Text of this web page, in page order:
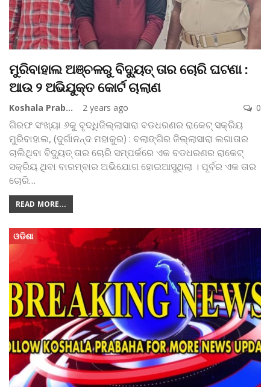
ମୁରିବାହାଲ ଅଞ୍ଚଳରୁ ବିଦ୍ୟୁତ୍ ତାର ଚୋରି ଘଟଣା :
ଆଉ ୨ ଅଭିଯୁକ୍ତ କୋର୍ଟ ଚାଲାଣ
Koshala Prabaha 2 years ago 0
ଗିରଫ ସଂଖ୍ୟା ୬କୁ ବୃଦ୍ଧିଜିଲ୍ଲାସାରା ବଡଧରଣର ରାକେଟ୍‌ ସକ୍ରିୟ
ମୁରିବାହାଲ, (ଦୁର୍ଗାନନ୍ଦ ମହାକୁର) : ବଲାଙ୍ଗିର ଜିଲ୍ଲାସାରା ଲଗାତାର
ଚାଲିଥିବା ବିଦ୍ୟୁତ୍‌ ତାର ଚୋରି ସମ୍ପର୍କରେ ଏକ ବଡଧରଣର ରାକେଟ୍‌
ସକ୍ରିୟ ଥିବା ବାରମ୍ବାର ଅଭିଯୋଗ ହୋଇଆସୁଥିଲା । ପୂର୍ବର ଏକ ତାର
ଚୋରି…
READ MORE...
ଓଡିଶା